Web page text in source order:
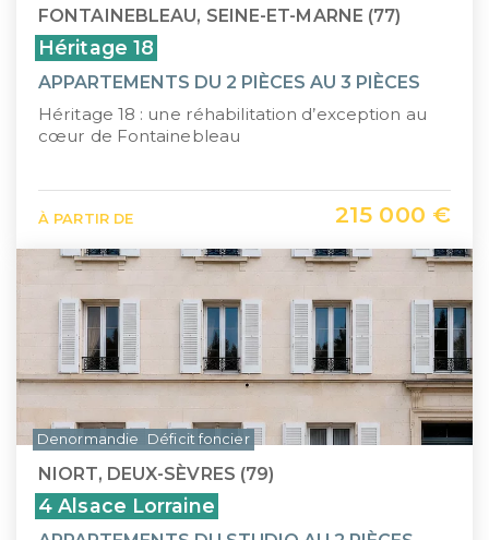
FONTAINEBLEAU, SEINE-ET-MARNE (77)
Héritage 18
APPARTEMENTS DU 2 PIÈCES AU 3 PIÈCES
Héritage 18 : une réhabilitation d’exception au
cœur de Fontainebleau
À PARTIR DE 215 000 €
NIORT, DEUX-SÈVRES (79)
4 Alsace Lorraine
Denormandie Déficit foncier